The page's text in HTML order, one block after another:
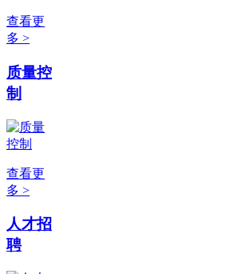
查看更
多 >
质量控
制
查看更
多 >
人才招
聘